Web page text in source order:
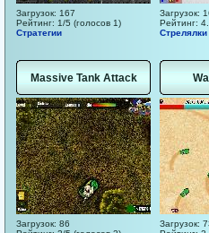
Загрузок: 167
Рейтинг: 1/5 (голосов 1)
Стратегии
Загрузок:
Рейтинг:
Стрелялки
Massive Tank Attack
Загрузок: 86
Загрузок: